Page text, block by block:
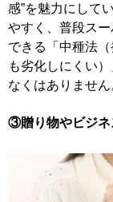
感”を魅力にして
やすく、普段ス
できる「中種法
も劣化しにくい
なくはありません
③贈り物やビジネ